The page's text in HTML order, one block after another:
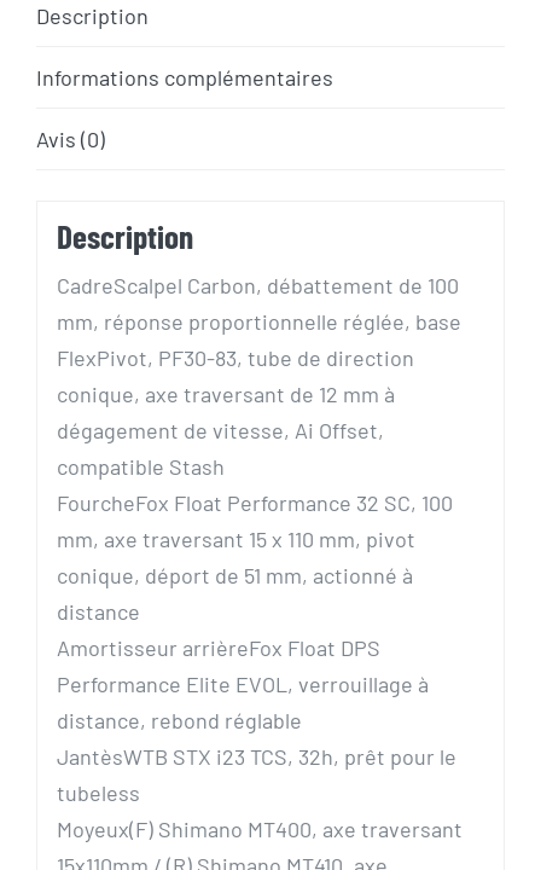
4
CARBONE
Description
Informations complémentaires
Avis (0)
Description
CadreScalpel Carbon, débattement de 100
mm, réponse proportionnelle réglée, base
FlexPivot, PF30-83, tube de direction
conique, axe traversant de 12 mm à
dégagement de vitesse, Ai Offset,
compatible Stash
FourcheFox Float Performance 32 SC, 100
mm, axe traversant 15 x 110 mm, pivot
conique, déport de 51 mm, actionné à
distance
Amortisseur arrièreFox Float DPS
Performance Elite EVOL, verrouillage à
distance, rebond réglable
JantèsWTB STX i23 TCS, 32h, prêt pour le
tubeless
Moyeux(F) Shimano MT400, axe traversant